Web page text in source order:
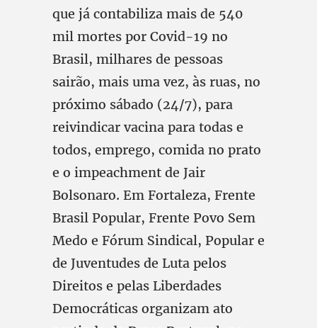
que já contabiliza mais de 540
mil mortes por Covid-19 no
Brasil, milhares de pessoas
sairão, mais uma vez, às ruas, no
próximo sábado (24/7), para
reivindicar vacina para todas e
todos, emprego, comida no prato
e o impeachment de Jair
Bolsonaro. Em Fortaleza, Frente
Brasil Popular, Frente Povo Sem
Medo e Fórum Sindical, Popular e
de Juventudes de Luta pelos
Direitos e pelas Liberdades
Democráticas organizam ato